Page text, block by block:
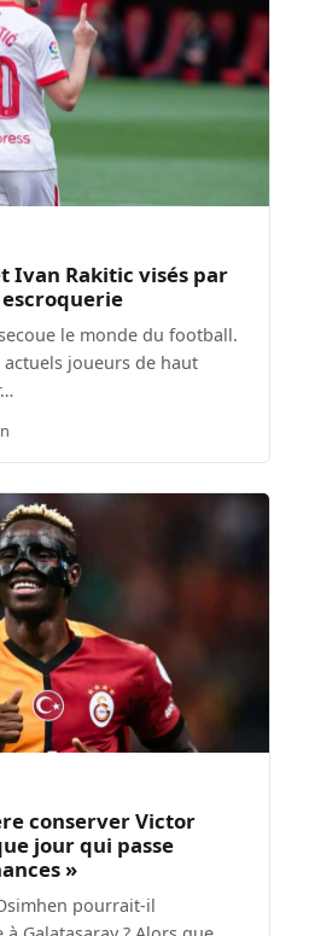
Ivan Rakitic visés par
le monde du football.
joueurs de haut
conserver Victor
jour qui passe
»
pourrait-il